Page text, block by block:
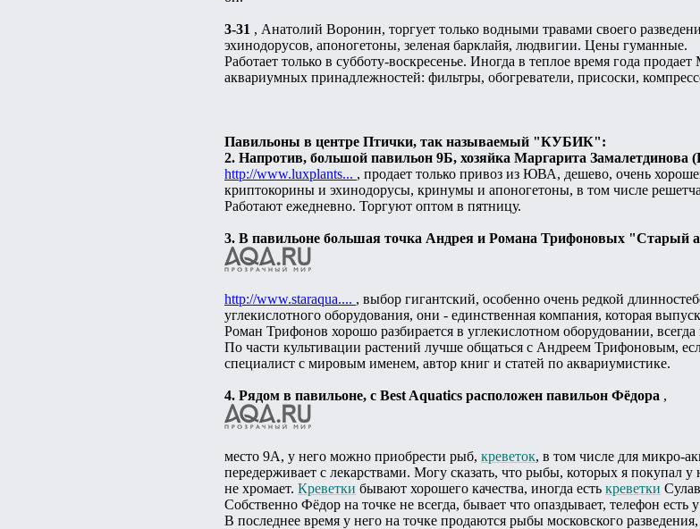
3-31 , Анатолий Воронин, торгует только водными травами своего
эхинодорусов, апоногетоны, зеленая барклайя, людвигии. Цены гуманные.
Работает только в субботу-воскресенье. Иногда в теплое время года
аквариумных принадлежностей: фильтры, обогреватели, присоски,
Павильоны в центре Птички, так называемый "КУБИК":
2. Напротив, большой павильон 9Б, хозяйка Маргарита Замалетдинова
http://www.luxplants... , продает только привоз из ЮВА, дешево, очень
криптокорины и эхинодорусы, кринумы и апоногетоны, в том числе
Работают ежедневно. Торгуют оптом в пятницу.
3. В павильоне большая точка Андрея и Романа Трифоновых "Старый
http://www.staraqua.... , выбор гигантский, особенно очень редкой
углекислотного оборудования, они - единственная компания, которая
Роман Трифонов хорошо разбирается в углекислотном оборудовании,
По части культивации растений лучше общаться с Андреем Трифоновым,
специалист с мировым именем, автор книг и статей по аквариумистике.
4. Рядом в павильоне, с Best Aquatics расположен павильон Фёдора ,
место 9А, у него можно приобрести рыб, креветок, в том числе для микро-
передерживает с лекарствами. Могу сказать, что рыбы, которых я покупал
не хромает. Креветки бывают хорошего качества, иногда есть креветки
Собственно Фёдор на точке не всегда, бывает что опаздывает, телефон
В последнее время у него на точке продаются рыбы московского